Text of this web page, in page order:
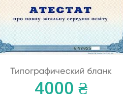
Типографический бланк
4000 ₴